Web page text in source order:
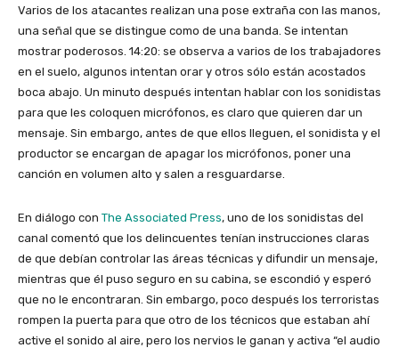
Varios de los atacantes realizan una pose extraña con las manos,
una señal que se distingue como de una banda. Se intentan
mostrar poderosos. 14:20: se observa a varios de los trabajadores
en el suelo, algunos intentan orar y otros sólo están acostados
boca abajo. Un minuto después intentan hablar con los sonidistas
para que les coloquen micrófonos, es claro que quieren dar un
mensaje. Sin embargo, antes de que ellos lleguen, el sonidista y el
productor se encargan de apagar los micrófonos, poner una
canción en volumen alto y salen a resguardarse.
En diálogo con The Associated Press, uno de los sonidistas del
canal comentó que los delincuentes tenían instrucciones claras
de que debían controlar las áreas técnicas y difundir un mensaje,
mientras que él puso seguro en su cabina, se escondió y esperó
que no le encontraran. Sin embargo, poco después los terroristas
rompen la puerta para que otro de los técnicos que estaban ahí
active el sonido al aire, pero los nervios le ganan y activa “el audio